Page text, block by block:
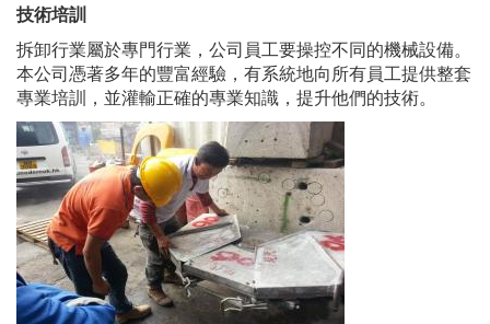
技術培訓
拆卸行業屬於專門行業，公司員工要操控不同的機械設備。
本公司憑著多年的豐富經驗，有系統地向所有員工提供整套
專業培訓，並灌輸正確的專業知識，提升他們的技術。